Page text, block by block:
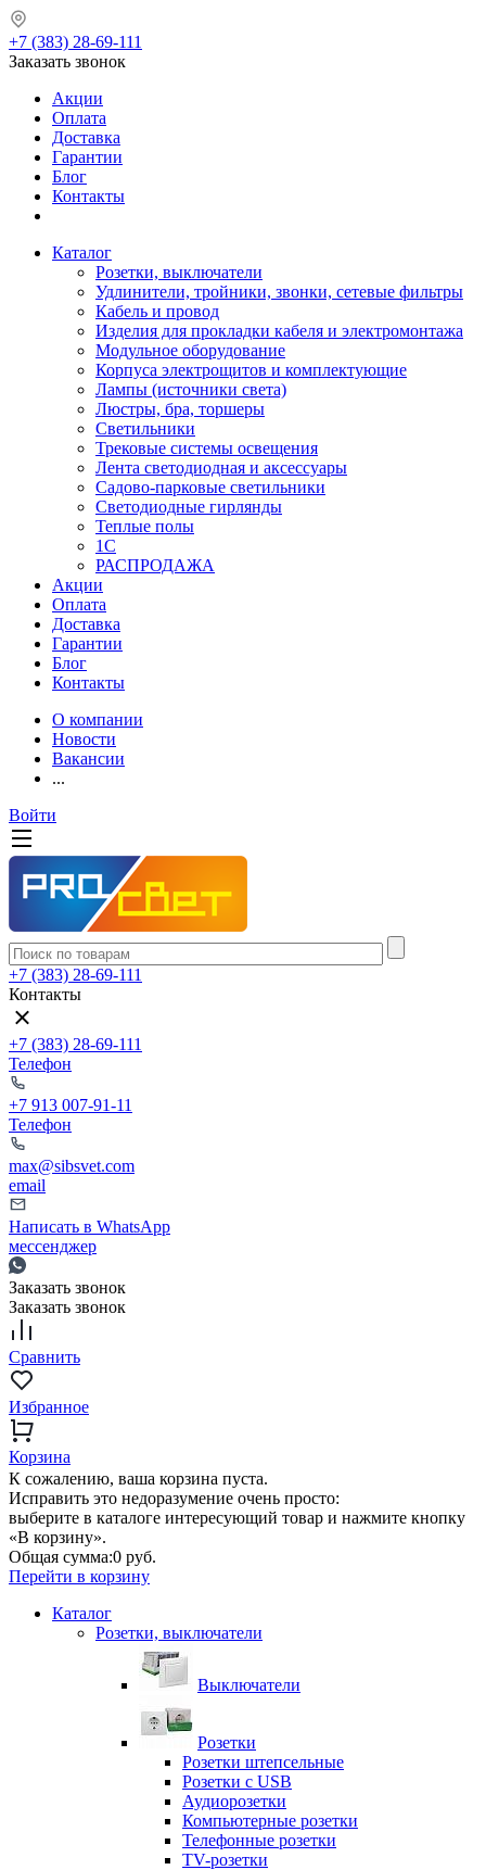
+7 (383) 28-69-111
Заказать звонок
Акции
Оплата
Доставка
Гарантии
Блог
Контакты
Каталог
Розетки, выключатели
Удлинители, тройники, звонки, сетевые фильтры
Кабель и провод
Изделия для прокладки кабеля и электромонтажа
Модульное оборудование
Корпуса электрощитов и комплектующие
Лампы (источники света)
Люстры, бра, торшеры
Светильники
Трековые системы освещения
Лента светодиодная и аксессуары
Садово-парковые светильники
Светодиодные гирлянды
Теплые полы
1С
РАСПРОДАЖА
Акции
Оплата
Доставка
Гарантии
Блог
Контакты
О компании
Новости
Вакансии
...
Войти
+7 (383) 28-69-111
Контакты
+7 (383) 28-69-111
Телефон
+7 913 007-91-11
Телефон
max@sibsvet.com
email
Написать в WhatsApp
мессенджер
Заказать звонок
Заказать звонок
Сравнить
Избранное
Корзина
К сожалению, ваша корзина пуста.
Исправить это недоразумение очень просто:
выберите в каталоге интересующий товар и нажмите кнопку
«В корзину».
Общая сумма:0 руб.
Перейти в корзину
Каталог
Розетки, выключатели
Выключатели
Розетки
Розетки штепсельные
Розетки с USB
Аудиорозетки
Компьютерные розетки
Телефонные розетки
TV-розетки